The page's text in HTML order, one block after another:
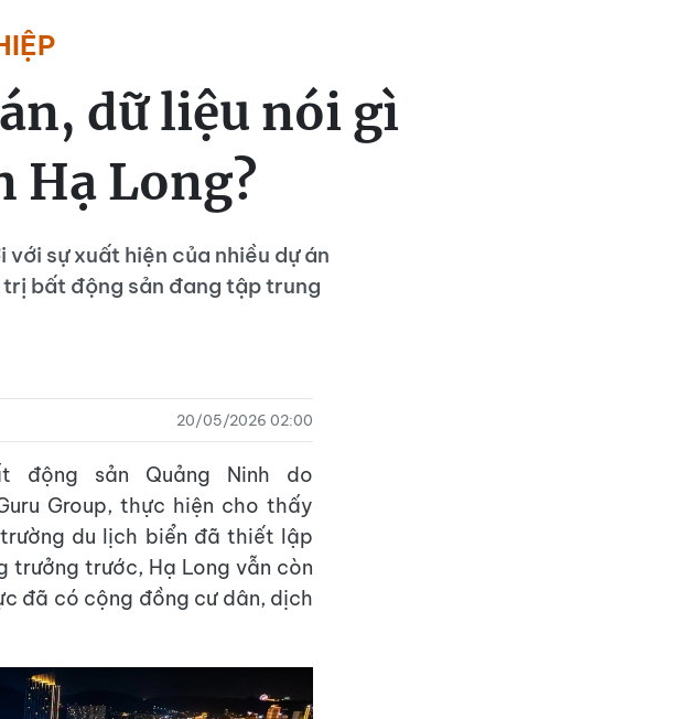
dữ liệu nói gì
Hạ Long?
sự xuất hiện của nhiều dự án
bất động sản đang tập trung
20/05/2026 02:00
sản Quảng Ninh do
Group, thực hiện cho thấy
du lịch biển đã thiết lập
trước, Hạ Long vẫn còn
đã có cộng đồng cư dân, dịch